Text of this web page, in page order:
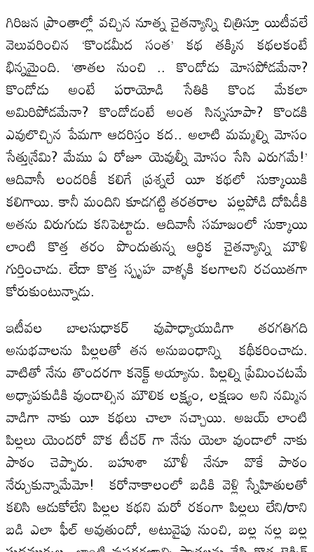
గిరిజన ప్రాంతాల్లో వచ్చిన నూత్న చైతన్యాన్ని చిత్రిస్తూ యిటీవలే
వెలువరించిన ‘కొండమీద సంత’ కథ తక్కిన కథలకంటే
భిన్నమైంది. ‘తాతల నుంచి .. కొండోడు మోసపోడమేనా?
కొండోడు అంటే పరాయోడి సేతికి కొండ మేకలా
అమిరిపోడమేనా? కొండోడంటే అంత సిన్నసూపా? కొండకి
ఎవులొచ్చిన పేమగా ఆదరిస్తం కద.. అలాటి మమ్మల్ని మోసం
సేత్తున్రేమి? మేము ఏ రోజూ యెవుల్నీ మోసం సేసి ఎరుగమే!’
ఆదివాసీ లందరికీ కలిగే ప్రశ్నలే యీ కథలో సుక్కాయికి
కలిగాయి. కానీ మందిని కూడగట్టి తరతరాల పల్లపోడి దోపిడీకి
అతను విరుగుడు కనిపెట్టాడు. ఆదివాసీ సమాజంలో సుక్కాయి
లాంటి కొత్త తరం పొందుతున్న ఆర్థిక చైతన్యాన్ని మౌళి
గుర్తించాడు. లేదా కొత్త స్పృహ వాళ్ళకి కలగాలని రచయితగా
కోరుకుంటున్నాడు.
ఇటీవల బాలసుధాకర్ వుపాధ్యాయుడిగా తరగతిగది
అనుభవాలను పిల్లలతో తన అనుబంధాన్ని కథీకరించాడు.
వాటితో నేను తొందరగా కనెక్ట్ అయ్యాను. పిల్లల్ని ప్రేమించటమే
అధ్యాపకుడికి వుండాల్సిన మౌలిక లక్ష్యం, లక్షణం అని నమ్మిన
వాడిగా నాకు యీ కథలు చాలా నచ్చాయి. అజయ్ లాంటి
పిల్లలు యెందరో వొక టీచర్ గా నేను యెలా వుండాలో నాకు
పాఠం చెప్పారు. బహుశా మౌళీ నేనూ వొకే పాఠం
నేర్చుకున్నామేమో! కరోనాకాలంలో బడికి వెళ్లి స్నేహితులతో
కలిసి ఆడుకోలేని పిల్లల కథని మరో రకంగా పిల్లలు లేని/రాని
బడి ఎలా ఫీల్ అవుతుందో, అటువైపు నుంచి, బల్ల నల్ల బల్ల